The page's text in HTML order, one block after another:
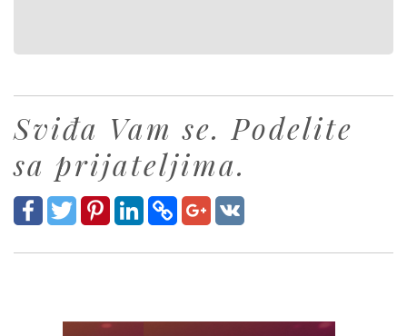
Sviđa Vam se. Podelite
sa prijateljima.